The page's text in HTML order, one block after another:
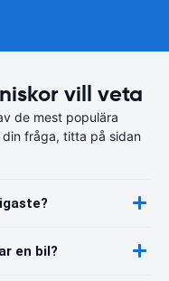
vill veta
de mest populära
fråga, titta på sidan
en bil?